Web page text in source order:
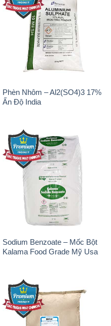
Phèn Nhôm – Al2(SO4)3 17%
Ấn Độ India
Sodium Benzoate – Mốc Bột
Kalama Food Grade Mỹ Usa